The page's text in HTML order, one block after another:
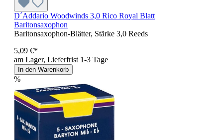
D´Addario Woodwinds 3,0 Rico Royal Blatt
Baritonsaxophon
Baritonsaxophon-Blätter, Stärke 3,0 Reeds
5,09 €*
am Lager, Lieferfrist 1-3 Tage
In den Warenkorb
%